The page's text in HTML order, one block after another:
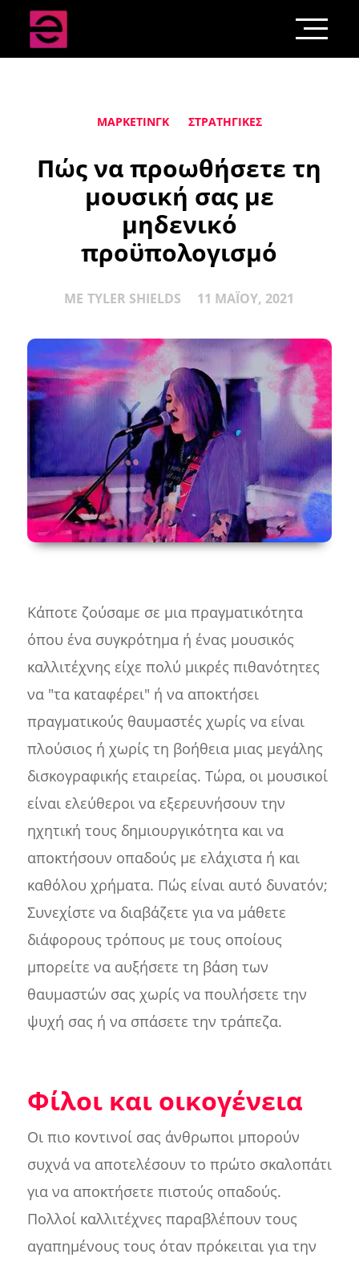
ΜΆΡΚΕΤΙΝΓΚ ΣΤΡΑΤΗΓΙΚΈΣ
Πώς να προωθήσετε τη
μουσική σας με
μηδενικό
προϋπολογισμό
ΜΕ TYLER SHIELDS 11 ΜΑΪ́ΟΥ, 2021
Κάποτε ζούσαμε σε μια πραγματικότητα
όπου ένα συγκρότημα ή ένας μουσικός
καλλιτέχνης είχε πολύ μικρές πιθανότητες
να "τα καταφέρει" ή να αποκτήσει
πραγματικούς θαυμαστές χωρίς να είναι
πλούσιος ή χωρίς τη βοήθεια μιας μεγάλης
δισκογραφικής εταιρείας. Τώρα, οι μουσικοί
είναι ελεύθεροι να εξερευνήσουν την
ηχητική τους δημιουργικότητα και να
αποκτήσουν οπαδούς με ελάχιστα ή και
καθόλου χρήματα. Πώς είναι αυτό δυνατόν;
Συνεχίστε να διαβάζετε για να μάθετε
διάφορους τρόπους με τους οποίους
μπορείτε να αυξήσετε τη βάση των
θαυμαστών σας χωρίς να πουλήσετε την
ψυχή σας ή να σπάσετε την τράπεζα.
Φίλοι και οικογένεια
Οι πιο κοντινοί σας άνθρωποι μπορούν
συχνά να αποτελέσουν το πρώτο σκαλοπάτι
για να αποκτήσετε πιστούς οπαδούς.
Πολλοί καλλιτέχνες παραβλέπουν τους
αγαπημένους τους όταν πρόκειται για την